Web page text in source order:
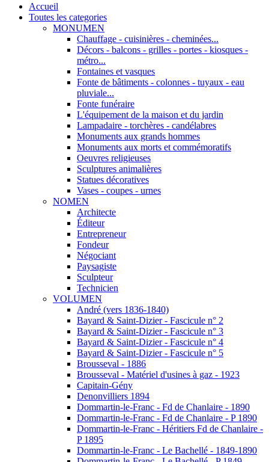
Accueil
Toutes les categories
MONUMEN
Chauffage - cuisinières - cheminées...
Décors - balcons - grilles - portes - kiosques -
métro...
Fontaines et vasques
Fonte de bâtiments - colonnes - tuyaux - eau
pluviale...
Fonte funéraire
L'équipement de la maison et du jardin
Lampadaire - torchères - candélabres
Monuments aux grands hommes
Monuments aux morts et commémoratifs
Oeuvres religieuses
Sculptures animalières
Statues décoratives
Vases - coupes - urnes
NOMEN
Architecte
Éditeur
Entrepreneur
Fondeur
Négociant
Paysagiste
Sculpteur
Technicien
VOLUMEN
André (vers 1836-1840)
Bayard & Saint-Dizier - Fascicule n° 2
Bayard & Saint-Dizier - Fascicule n° 3
Bayard & Saint-Dizier - Fascicule n° 4
Bayard & Saint-Dizier - Fascicule n° 5
Brousseval - 1886
Brousseval - Matériel d'usines à gaz - 1923
Capitain-Gény
Denonvilliers 1894
Dommartin-le-Franc - Fd de Chanlaire - 1890
Dommartin-le-Franc - Fd de Chanlaire - P 1890
Dommartin-le-Franc - Héritiers Fd de Chanlaire -
P 1895
Dommartin-le-Franc - Le Bachellé - 1849-1890